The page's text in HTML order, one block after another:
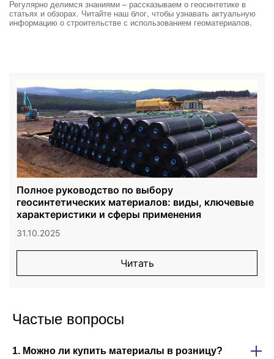
Регулярно делимся знаниями – рассказываем о геосинтетике в
статьях и обзорах. Читайте наш блог, чтобы узнавать актуальную
информацию о строительстве с использованием геоматериалов.
Полное руководство по выбору
геосинтетических материалов: виды, ключевые
характеристики и сферы применения
31.10.2025
Читать
Частые вопросы
1. Можно ли купить материалы в розницу?